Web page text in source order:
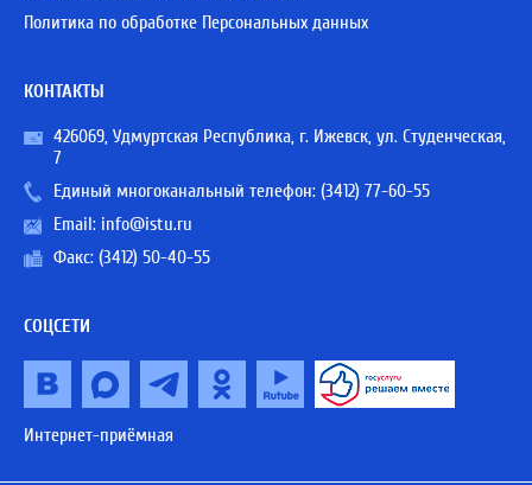
Политика по обработке Персональных данных
КОНТАКТЫ
426069, Удмуртская Республика, г. Ижевск, ул. Студенческая,
7
Единый многоканальный телефон: (3412) 77-60-55
Email: info@istu.ru
Факс: (3412) 50-40-55
СОЦСЕТИ
Интернет-приёмная